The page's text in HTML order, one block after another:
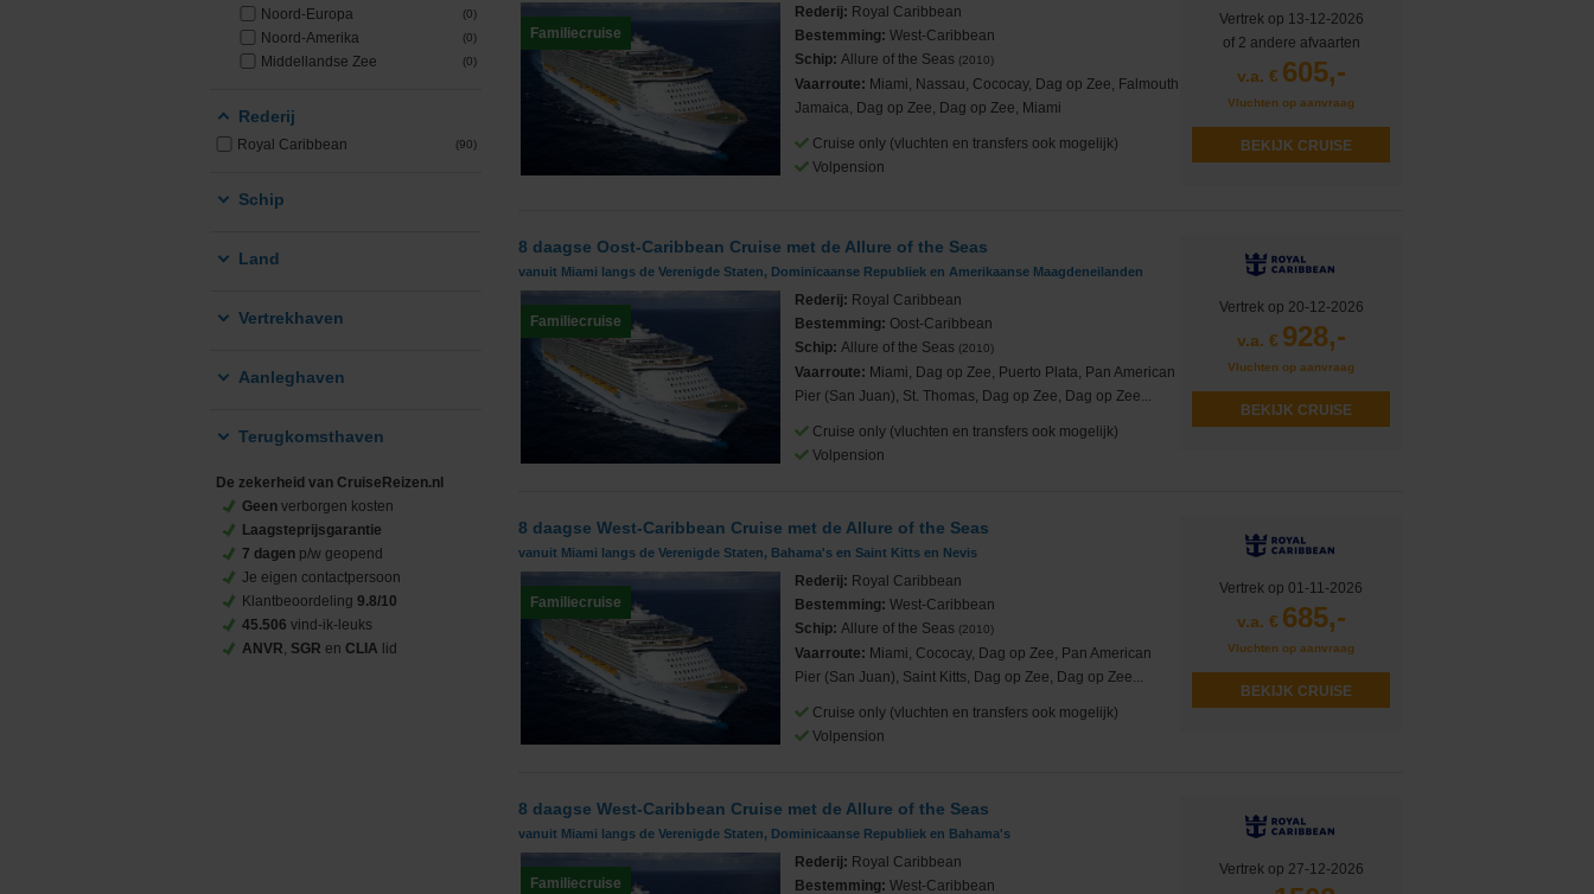
Royal Caribbean
Noord-Europa (0)
Noord-Amerika (0)
Middellandse Zee (0)
Rederij
Royal Caribbean (90)
Schip
Land
Vertrekhaven
Aanleghaven
Terugkomsthaven
De zekerheid van CruiseReizen.nl
Geen verborgen kosten
Laagsteprijsgarantie
7 dagen p/w geopend
Je eigen contactpersoon
Klantbeoordeling 9.8/10
45.506 vind-ik-leuks
ANVR SGR en CLIA lid
Familiecruise
Rederij: Royal Caribbean
Bestemming:West-Caribbean
Schip: Allure of the Seas (2010)
Vaarroute: Miami, Nassau, Cococay, Dag op Zee, Falmouth
Jamaica, Dag op Zee, Dag op Zee, Miami
Cruise only (vluchten en transfers ook mogelijk)
Volpension
Vertrek op 13-12-2026
of 2 andere afvaarten
v.a. € 605,-
Vluchten op aanvraag
BEKIJK CRUISE
8 daagse Oost-Caribbean Cruise met de Allure of the Seas
vanuit Miami langs de Verenigde Staten, Dominicaanse Republiek en Amerikaanse Maagdeneilanden
Familiecruise
Rederij: Royal Caribbean
Bestemming: Oost-Caribbean
Schip: Allure of the Seas (2010)
Vaarroute: Miami, Dag op Zee, Puerto Plata, Pan American
Pier (San Juan), St. Thomas, Dag op Zee, Dag op Zee...
Cruise only (vluchten en transfers ook mogelijk)
Volpension
Vertrek op 20-12-2026
v.a. € 928,-
Vluchten op aanvraag
BEKIJK CRUISE
8 daagse West-Caribbean Cruise met de Allure of the Seas
vanuit Miami langs de Verenigde Staten, Bahama's en Saint Kitts en Nevis
Familiecruise
Rederij: Royal Caribbean
Bestemming:West-Caribbean
Schip: Allure of the Seas (2010)
Vaarroute: Miami, Cococay, Dag op Zee, Pan American
Pier (San Juan), Saint Kitts, Dag op Zee, Dag op Zee...
Cruise only (vluchten en transfers ook mogelijk)
Volpension
Vertrek op 01-11-2026
v.a. € 685,-
Vluchten op aanvraag
BEKIJK CRUISE
8 daagse West-Caribbean Cruise met de Allure of the Seas
vanuit Miami langs de Verenigde Staten, Dominicaanse Republiek en Bahama's
Familiecruise
Rederij: Royal Caribbean
Bestemming:West-Caribbean
Vertrek op 27-12-2026